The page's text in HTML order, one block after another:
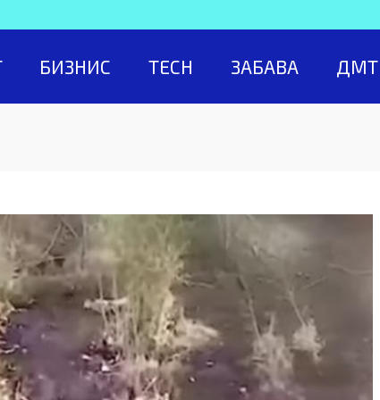
БИЗНИС TECH ЗАБАВА ДМТ